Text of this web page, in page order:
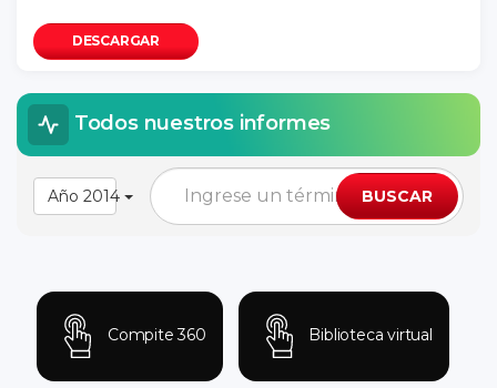
DESCARGAR
Todos nuestros informes
Año 2014 BUSCAR
Compite 360 Biblioteca virtual